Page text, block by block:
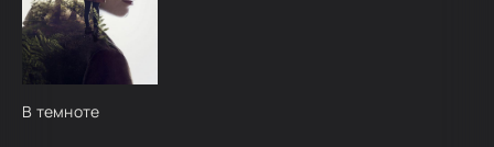
В темноте